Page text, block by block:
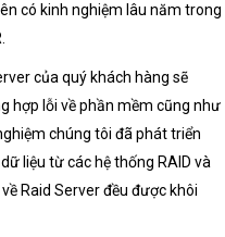
có kinh nghiệm lâu năm trong
.
của quý khách hàng sẽ
hợp lỗi về phần mềm cũng như
chúng tôi đã phát triển
liệu từ các hệ thống RAID và
Raid Serverđều được khôi